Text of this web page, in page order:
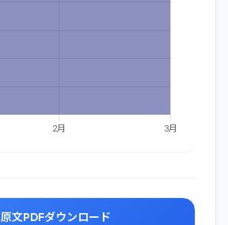
原文PDFダウンロード